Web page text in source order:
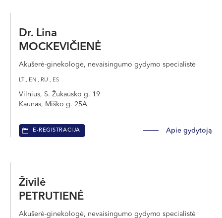
Dr. Lina
MOCKEVIČIENĖ
Akušerė-ginekologė, nevaisingumo gydymo specialistė
LT , EN , RU , ES
Vilnius, S. Žukausko g. 19
Kaunas, Miško g. 25A
E-REGISTRACIJA Apie gydytoją
Živilė
PETRUTIENĖ
Akušerė-ginekologė, nevaisingumo gydymo specialistė